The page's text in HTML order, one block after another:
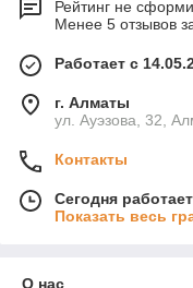
Рейтинг не
Менее 5 отзывов
Работает с
г. Алматы
ул. Ауэзова, 32,
Контакты
Сегодня
Показать весь
О нас